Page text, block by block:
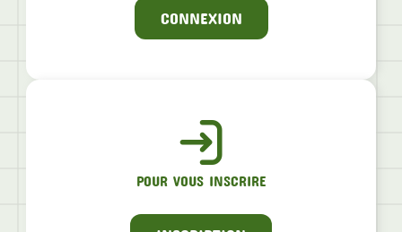
CONNEXION
POUR VOUS INSCRIRE